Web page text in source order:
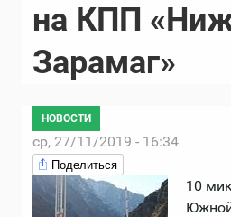
на КПП
Зарамаг»
НОВОСТИ
ср, 27/11/2019 - 16:34
Поделиться
10